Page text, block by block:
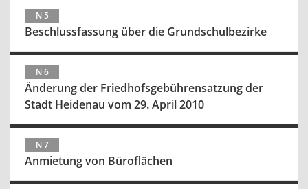
N 5
Beschlussfassung über die Grundschulbezirke
N 6
Änderung der Friedhofsgebührensatzung der
Stadt Heidenau vom 29. April 2010
N 7
Anmietung von Büroflächen